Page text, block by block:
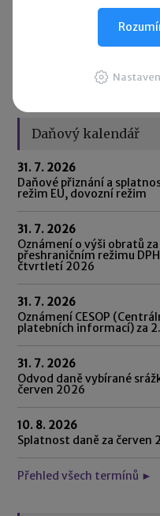
určena především
mohou i stávající OSVČ,
Rychlé zprávy ►
Daňový kalendář
31. 7. 2026
Daňové přiznání a
režim EU, dovozní režim
31. 7. 2026
Oznámení o výši obratů
přeshraničním režimu
čtvrtletí 2026
31. 7. 2026
Oznámení CESOP
platebních informací) za
31. 7. 2026
Odvod daně vybírané
červen 2026
10. 8. 2026
Splatnost daně za červen
Přehled všech termínů ►